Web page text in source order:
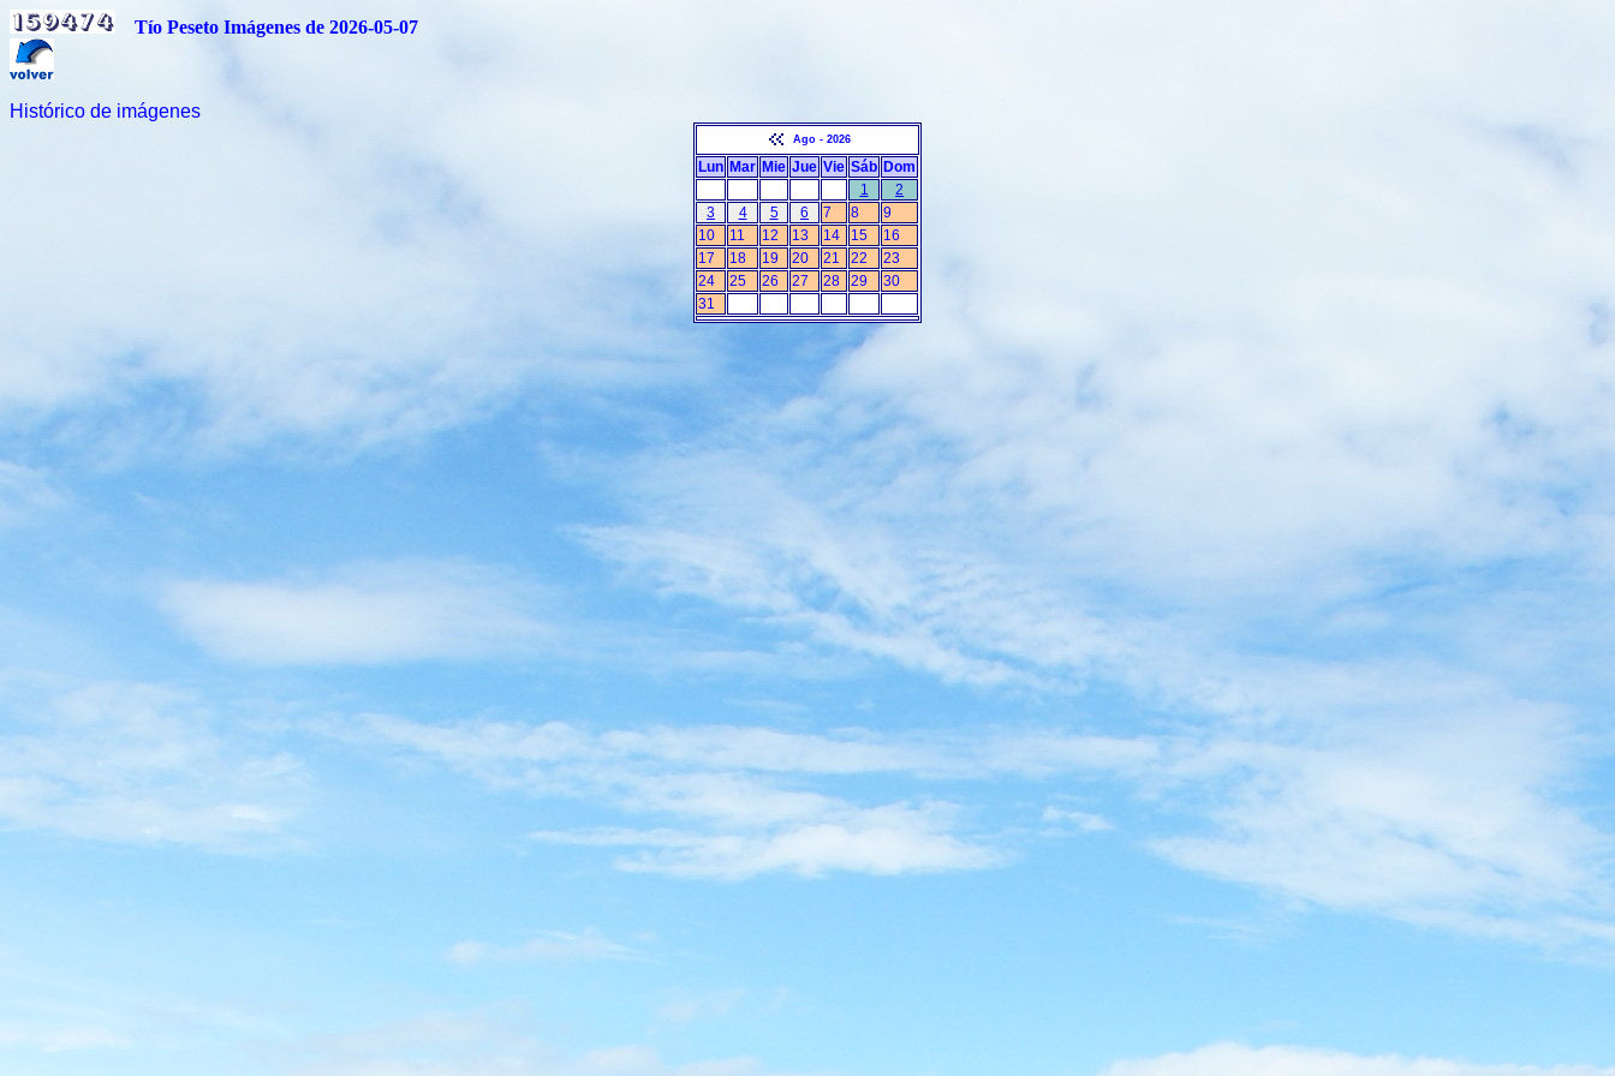
Tío Peseto Imágenes de 2026-05-07
Histórico de imágenes
Ago - 2026
Lun Mar Mie Jue Vie Sáb Dom
1
2
3
4 5 6 7 8
9
10
11 12 13 14 15
16
17
18 19 20 21 22
23
24
25 26 27 28 29
30
31